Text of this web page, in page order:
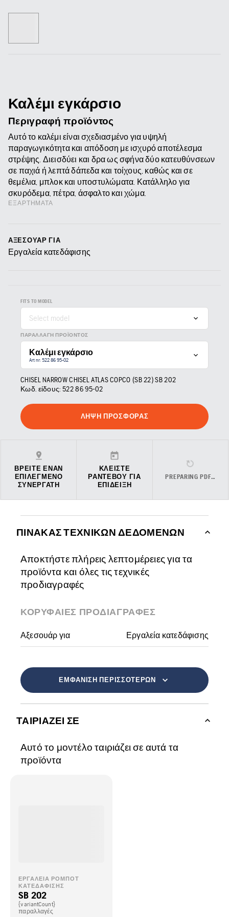
Καλέμι εγκάρσιο
Περιγραφή προϊόντος
Αυτό το καλέμι είναι σχεδιασμένο για υψηλή
παραγωγικότητα και απόδοση με ισχυρό αποτέλεσμα
στρέψης. Διεισδύει και δρα ως σφήνα δύο κατευθύνσεων
σε παχιά ή λεπτά δάπεδα και τοίχους, καθώς και σε
θεμέλια, μπλοκ και υποστυλώματα. Κατάλληλο για
σκυρόδεμα, πέτρα, άσφαλτο και χώμα.
ΕΞΑΡΤΉΜΑΤΑ
ΑΞΕΣΟΥΆΡ ΓΙΑ
Εργαλεία κατεδάφισης
FITS TO MODEL
Select model
ΠΑΡΑΛΛΑΓΉ ΠΡΟΪΌΝΤΟΣ
Καλέμι εγκάρσιο
Art nr: 522 86 95‑02
CHISEL NARROW CHISEL ATLAS COPCO (SB 22) SB 202
Κωδ. είδους: 522 86 95‑02
ΛΉΨΗ ΠΡΟΣΦΟΡΆΣ
ΒΡΕΊΤΕ ΈΝΑΝ
ΕΠΙΛΕΓΜΈΝΟ
ΣΥΝΕΡΓΆΤΗ
ΚΛΕΊΣΤΕ
ΡΑΝΤΕΒΟΎ ΓΙΑ
ΕΠΊΔΕΙΞΗ
PREPARING PDF…
ΠΊΝΑΚΑΣ ΤΕΧΝΙΚΏΝ ΔΕΔΟΜΈΝΩΝ
Αποκτήστε πλήρεις λεπτομέρειες για τα
προϊόντα και όλες τις τεχνικές
προδιαγραφές
ΚΟΡΥΦΑΊΕΣ ΠΡΟΔΙΑΓΡΑΦΈΣ
Αξεσουάρ για Εργαλεία κατεδάφισης
ΕΜΦΆΝΙΣΗ ΠΕΡΙΣΣΌΤΕΡΩΝ
ΤΑΙΡΙΆΖΕΙ ΣΕ
Αυτό το μοντέλο ταιριάζει σε αυτά τα
προϊόντα
ΕΡΓΑΛΕΊΑ ΡΟΜΠΌΤ
ΚΑΤΕΔΆΦΙΣΗΣ
SB 202
{variantCount}
παραλλαγές